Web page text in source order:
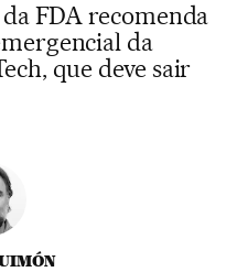
FDA recomenda
da
que deve sair